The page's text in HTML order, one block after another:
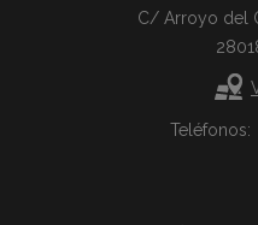
C/ Arroyo del
Teléfonos: